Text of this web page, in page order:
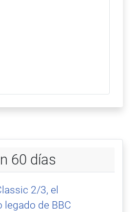
60 días
2/3, el
legado de BBC